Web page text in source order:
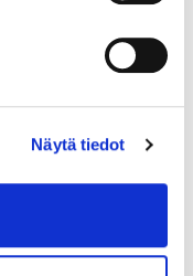
Näytä tiedot
20¼, leveys 6-